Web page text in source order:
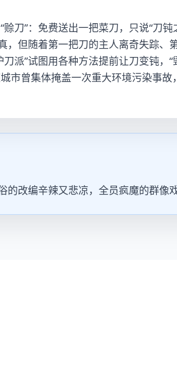
刀”：免费送出一把菜刀，只说“刀钝
，但随着第一把刀的主人离奇失踪、
派”试图用各种方法提前让刀变钝，“
市曾集体掩盖一次重大环境污染事故
的改编辛辣又悲凉，全员疯魔的群像